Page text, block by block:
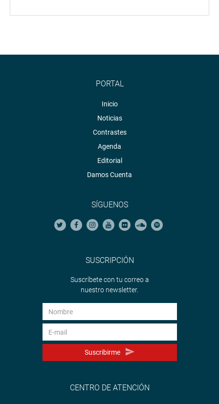
PORTAL
Inicio
Noticias
Contrastes
Agenda
Editorial
Damos Cuenta
SÍGUENOS
SUSCRIPCIÓN
Suscríbete con tu correo a
nuestro newsletter.
Suscribirme
CENTRO DE ATENCIÓN